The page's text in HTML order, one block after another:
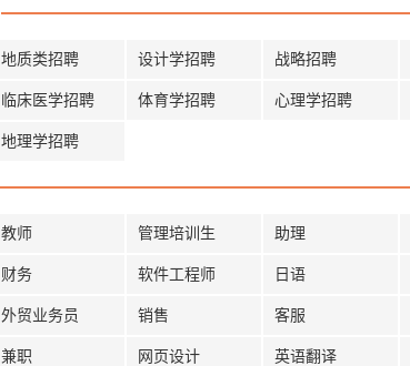
地质类招聘 设计学招聘 战略招聘
临床医学招聘 体育学招聘 心理学招聘
地理学招聘
教师 管理培训生 助理
财务 软件工程师 日语
外贸业务员 销售 客服
兼职 网页设计 英语翻译